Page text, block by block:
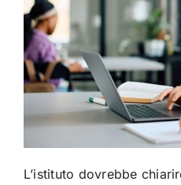
L’istituto dovrebbe